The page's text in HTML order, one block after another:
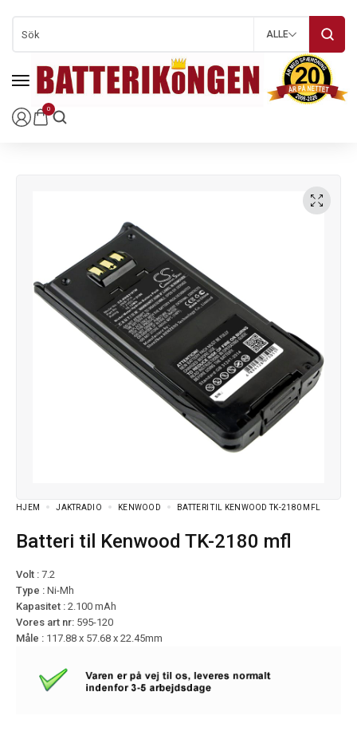
0
ALLE
HJEM JAKTRADIO KENWOOD BATTERI TIL KENWOOD TK-2180 MFL
Batteri til Kenwood TK-2180 mfl
Volt : 7.2
Type : Ni-Mh
Kapasitet : 2.100 mAh
Vores art nr: 595-120
Måle : 117.88 x 57.68 x 22.45mm